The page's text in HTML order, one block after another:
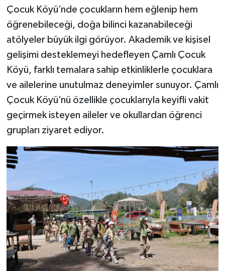
Çocuk Köyü’nde çocukların hem eğlenip hem
öğrenebileceği, doğa bilinci kazanabileceği
atölyeler büyük ilgi görüyor. Akademik ve kişisel
gelişimi desteklemeyi hedefleyen Çamlı Çocuk
Köyü, farklı temalara sahip etkinliklerle çocuklara
ve ailelerine unutulmaz deneyimler sunuyor. Çamlı
Çocuk Köyü’nü özellikle çocuklarıyla keyifli vakit
geçirmek isteyen aileler ve okullardan öğrenci
grupları ziyaret ediyor.